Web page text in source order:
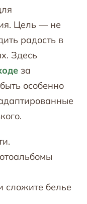
Цель — не
радость в
Здесь
за
особенно
сложите белье